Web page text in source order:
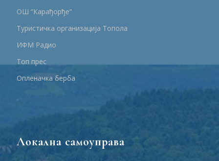
ОШ “Карађорђе”
Туристичка организација Топола
ИФМ Радио
Топ прес
Опленачка берба
Локална самоуправа